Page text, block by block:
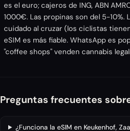
es el euro; cajeros de ING, ABN
1000€. Las propinas son del 5-
cuidado al cruzar (los ciclistas
eSIM es más fiable. WhatsApp es
"coffee shops" venden cannabis
Preguntas frecuentes
¿Funciona la eSIM en Keukenhof,